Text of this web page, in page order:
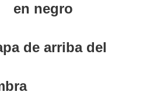
en negro
de arriba del